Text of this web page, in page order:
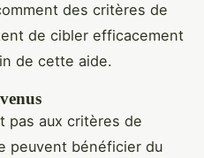
des critères de
de cibler efficacement
de cette aide.
pas aux critères de
peuvent bénéficier du